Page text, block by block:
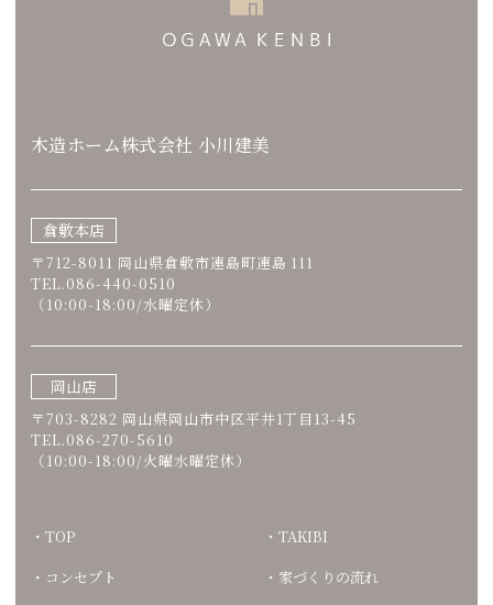
木造ホーム株式会社 小川建美
倉敷本店
〒712-8011 岡山県倉敷市連島町連島 111
TEL.086-440-0510
（10:00-18:00/水曜定休）
岡山店
〒703-8282 岡山県岡山市中区平井1丁目13-45
TEL.086-270-5610
（10:00-18:00/火曜水曜定休）
TOP
コンセプト
TAKIBI
家づくりの流れ